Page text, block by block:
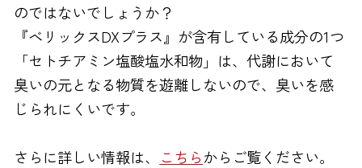
のではないでしょうか？
『ベリックスDXプラス』が含有している成分の1つ
「セトチアミン塩酸塩水和物」は、代謝において
臭いの元となる物質を遊離しないので、臭いを感
じられにくいです。
さらに詳しい情報は、 こちらからご覧ください。